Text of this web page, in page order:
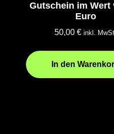
Gutschein im Wert
Euro
50,00 € inkl.
In den